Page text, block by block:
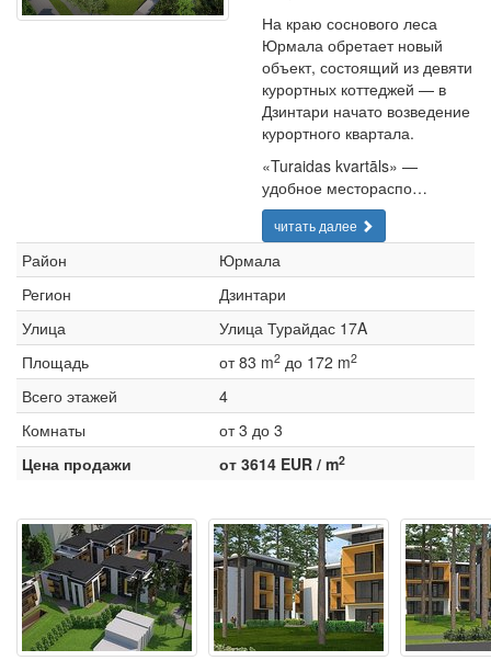
На краю соснового леса
Юрмала обретает новый
объект, состоящий из девяти
курортных коттеджей — в
Дзинтари начато возведение
курортного квартала.
«Turaidas kvartāls» —
удобное местораспо…
читать далее
Район
Юрмала
Регион
Дзинтари
Улица
Улица Турайдас 17A
Площадь
от 83 m2 до 172 m2
Всего этажей
4
Комнаты
от 3 до 3
Цена продажи
от 3614 EUR / m2